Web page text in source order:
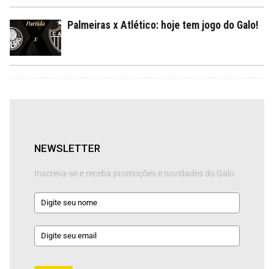
Palmeiras x Atlético: hoje tem jogo do Galo!
NEWSLETTER
Inscreva-se e receba promoções e novidades do Galo